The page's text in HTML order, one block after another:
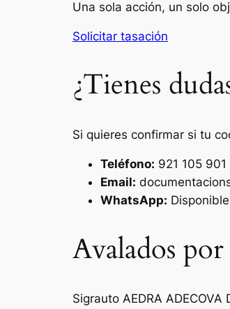
Una sola acción, un solo
Solicitar tasación
¿Tienes
Si quieres confirmar si tu
Teléfono: 921 105 901
Email:
WhatsApp:
Avalados por
Sigrauto AEDRA ADECOVA